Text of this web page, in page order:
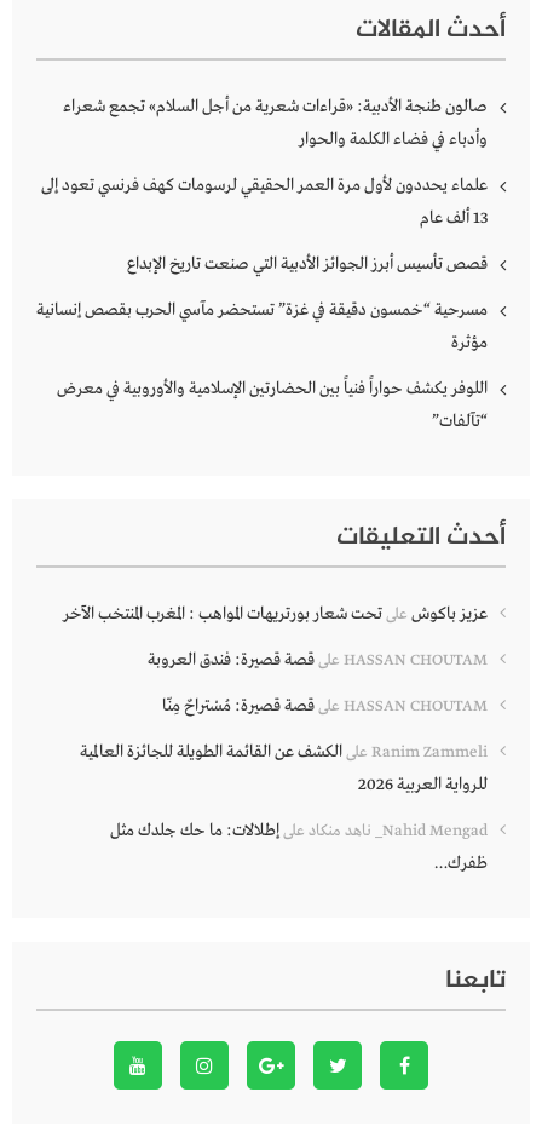
أحدث المقالات
صالون طنجة الأدبية: «قراءات شعرية من أجل السلام» تجمع شعراء
وأدباء في فضاء الكلمة والحوار
علماء يحددون لأول مرة العمر الحقيقي لرسومات كهف فرنسي تعود إلى
13 ألف عام
قصص تأسيس أبرز الجوائز الأدبية التي صنعت تاريخ الإبداع
مسرحية “خمسون دقيقة في غزة” تستحضر مآسي الحرب بقصص إنسانية
مؤثرة
اللوفر يكشف حواراً فنياً بين الحضارتين الإسلامية والأوروبية في معرض
“تآلفات”
أحدث التعليقات
عزيز باكوش علىتحت شعار بورتريهات المواهب : المغرب المنتخب الآخر
HASSAN CHOUTAM علىقصة قصيرة: فندق العروبة
HASSAN CHOUTAM علىقصة قصيرة: مُسْتراحٌ مِنّا
Ranim Zammeli علىالكشف عن القائمة الطويلة للجائزة العالمية
للرواية العربية 2026
Nahid Mengad_ ناهد منكاد علىإطلالات: ما حك جلدك مثل
ظفرك…
تابعنا